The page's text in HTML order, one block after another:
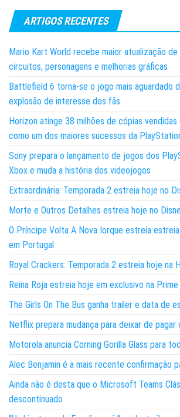
ARTIGOS RECENTES
Mario Kart World recebe maior atualização de
circuitos, personagens e melhorias gráficas
Battlefield 6 torna-se o jogo mais aguardado
explosão de interesse dos fãs
Horizon atinge 38 milhões de cópias
como um dos maiores sucessos da
Sony prepara o lançamento de jogos dos
Xbox e muda a história dos videojogos
Extraordinária: Temporada 2 estreia hoje no
Morte e Outros Detalhes estreia hoje no
O Príncipe Volta A Nova Iorque estreia
em Portugal
Royal Crackers: Temporada 2 estreia hoje na
Reina Roja estreia hoje em exclusivo na
The Girls On The Bus ganha trailer e data de
Netflix prepara mudança para deixar de pagar
Motorola anuncia Corning Gorilla Glass para
Alec Benjamin é a mais recente confirmação
Ainda não é desta que o Microsoft Teams
descontinuado